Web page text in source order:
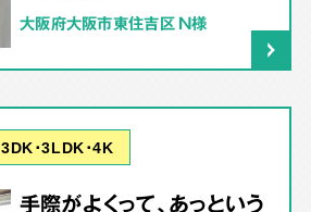
大阪府大阪市東住吉区 N様
3DK･3LDK･4K
手際がよくって、あっという